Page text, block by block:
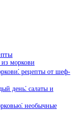
моркови
рецепты от шеф-
день⁚ салаты и
необычные